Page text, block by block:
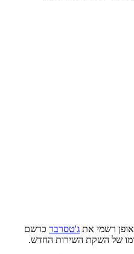
רשמי את ג'טסרבר כרשם
של השקת השירות החדש.